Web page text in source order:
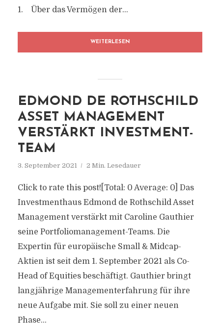
1. Über das Vermögen der...
WEITERLESEN
EDMOND DE ROTHSCHILD
ASSET MANAGEMENT
VERSTÄRKT INVESTMENT-
TEAM
3. September 2021 2 Min. Lesedauer
Click to rate this post![Total: 0 Average: 0] Das
Investmenthaus Edmond de Rothschild Asset
Management verstärkt mit Caroline Gauthier
seine Portfoliomanagement-Teams. Die
Expertin für europäische Small & Midcap-
Aktien ist seit dem 1. September 2021 als Co-
Head of Equities beschäftigt. Gauthier bringt
langjährige Managementerfahrung für ihre
neue Aufgabe mit. Sie soll zu einer neuen
Phase...